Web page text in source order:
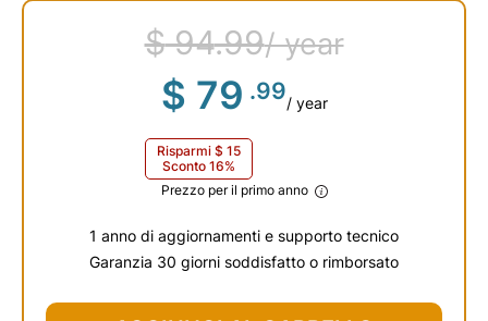
$94.99/ year
$ 79 .99/ year
Risparmi $ 15
Sconto 16%
Prezzo per il primo anno
1 anno di aggiornamenti e supporto tecnico
Garanzia 30 giorni soddisfatto o rimborsato